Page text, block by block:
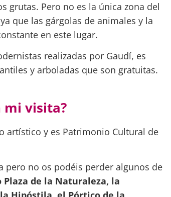
grutas. Pero no es la única zona del
que las gárgolas de animales y la
en este lugar.
realizadas por Gaudí, es
y arboladas que son gratuitas.
mi visita?
artístico y es Patrimonio Cultural de
pero no os podéis perder algunos de
Plaza de la Naturaleza, la